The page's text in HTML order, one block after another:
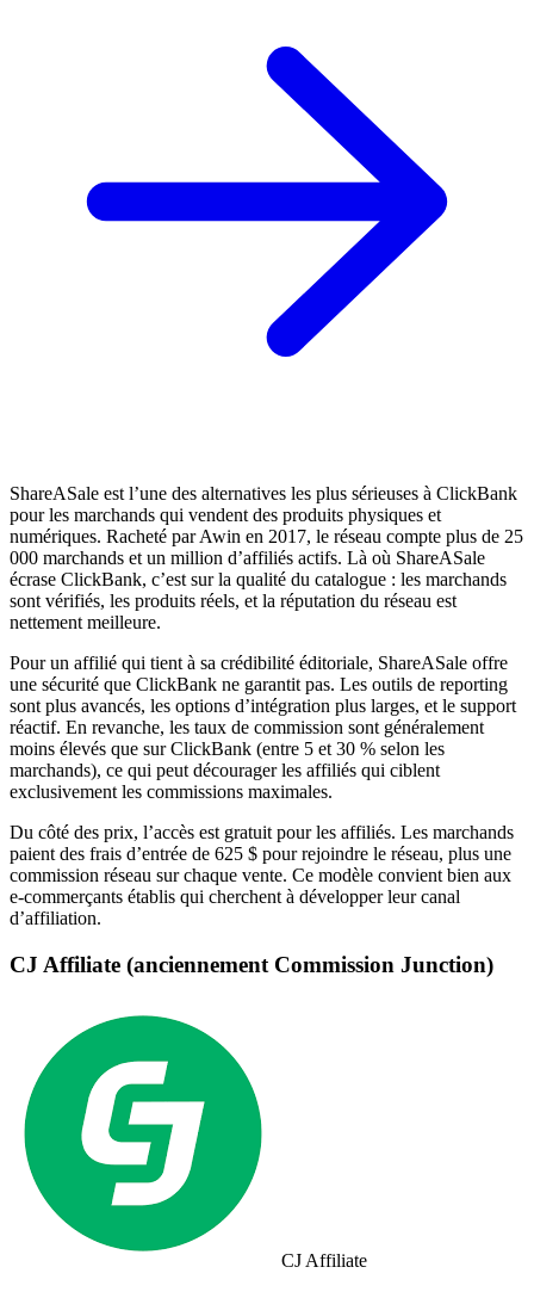
ShareASale est l’une des alternatives les plus sérieuses à ClickBank
pour les marchands qui vendent des produits physiques et
numériques. Racheté par Awin en 2017, le réseau compte plus de 25
000 marchands et un million d’affiliés actifs. Là où ShareASale
écrase ClickBank, c’est sur la qualité du catalogue : les marchands
sont vérifiés, les produits réels, et la réputation du réseau est
nettement meilleure.
Pour un affilié qui tient à sa crédibilité éditoriale, ShareASale offre
une sécurité que ClickBank ne garantit pas. Les outils de reporting
sont plus avancés, les options d’intégration plus larges, et le support
réactif. En revanche, les taux de commission sont généralement
moins élevés que sur ClickBank (entre 5 et 30 % selon les
marchands), ce qui peut décourager les affiliés qui ciblent
exclusivement les commissions maximales.
Du côté des prix, l’accès est gratuit pour les affiliés. Les marchands
paient des frais d’entrée de 625 $ pour rejoindre le réseau, plus une
commission réseau sur chaque vente. Ce modèle convient bien aux
e-commerçants établis qui cherchent à développer leur canal
d’affiliation.
CJ Affiliate (anciennement Commission Junction)
CJ Affiliate